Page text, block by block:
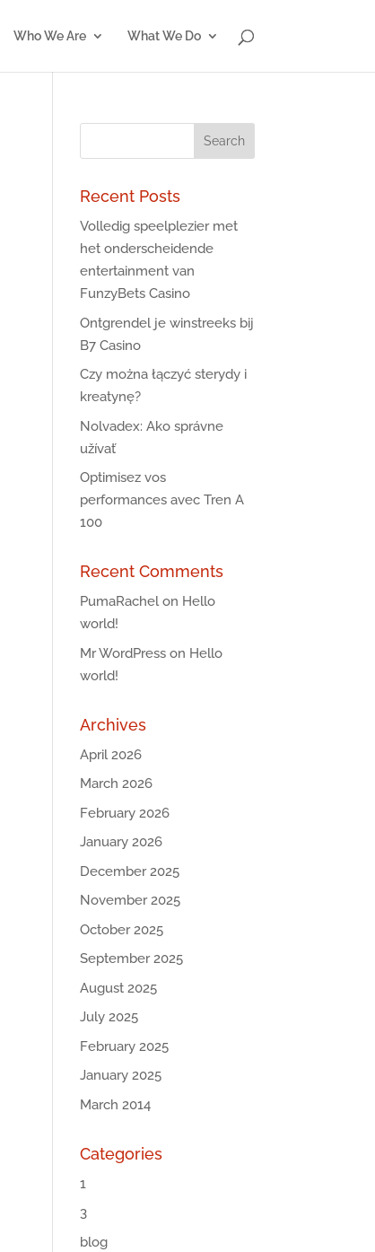
Who We Are What We Do
Recent Posts
Volledig speelplezier met
het onderscheidende
entertainment van
FunzyBets Casino
Ontgrendel je winstreeks bij
B7 Casino
Czy można łączyć sterydy i
kreatynę?
Nolvadex: Ako správne
užívať
Optimisez vos
performances avec Tren A
100
Recent Comments
PumaRachelon Hello
world!
Mr WordPress on Hello
world!
Archives
April 2026
March 2026
February 2026
January 2026
December 2025
November 2025
October 2025
September 2025
August 2025
July 2025
February 2025
January 2025
March 2014
Categories
1
3
blog